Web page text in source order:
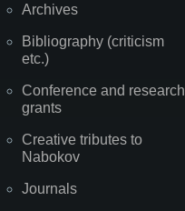
Archives
Bibliography (criticism
etc.)
Conference and research
grants
Creative tributes to
Nabokov
Journals